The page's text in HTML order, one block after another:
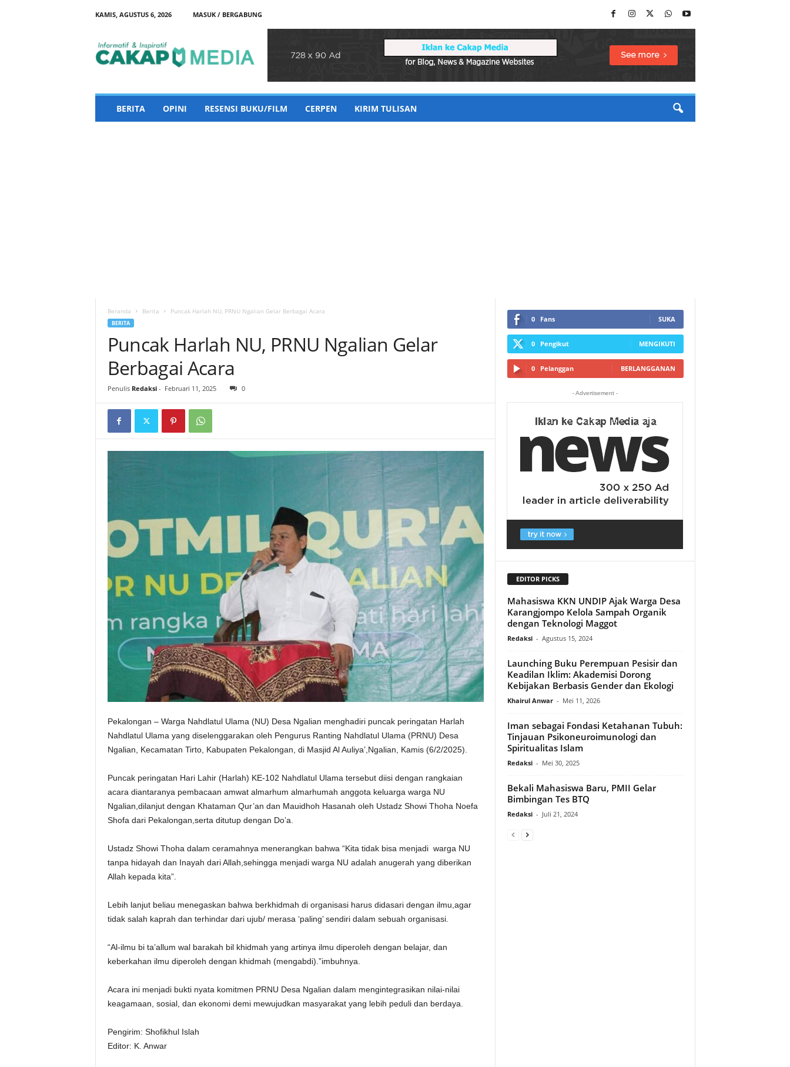
KAMIS, AGUSTUS 6, 2026
MASUK / BERGABUNG
k
a
BERITA OPINI RESENSI BUKU/FILM CERPEN KIRIM TULISAN
Beranda Berita Puncak Harlah NU, PRNU Ngalian Gelar Berbagai Acara
BERITA
Puncak Harlah NU, PRNU Ngalian Gelar
Berbagai Acara
Penulis Redaksi- Februari 11, 2025 0
Pekalongan – Warga Nahdlatul Ulama (NU) Desa Ngalian menghadiri puncak peringatan Harlah
Nahdlatul Ulama yang diselenggarakan oleh Pengurus Ranting Nahdlatul Ulama (PRNU) Desa
Ngalian, Kecamatan Tirto, Kabupaten Pekalongan, di Masjid Al Auliya’,Ngalian, Kamis (6/2/2025).
Puncak peringatan Hari Lahir (Harlah) KE-102 Nahdlatul Ulama tersebut diisi dengan rangkaian
acara diantaranya pembacaan amwat almarhum almarhumah anggota keluarga warga NU
Ngalian,dilanjut dengan Khataman Qur’an dan Mauidhoh Hasanah oleh Ustadz Showi Thoha Noefa
Shofa dari Pekalongan,serta ditutup dengan Do’a.
Ustadz Showi Thoha dalam ceramahnya menerangkan bahwa “Kita tidak bisa menjadi warga NU
tanpa hidayah dan Inayah dari Allah,sehingga menjadi warga NU adalah anugerah yang diberikan
Allah kepada kita”.
Lebih lanjut beliau menegaskan bahwa berkhidmah di organisasi harus didasari dengan ilmu,agar
tidak salah kaprah dan terhindar dari ujub/ merasa ‘paling’ sendiri dalam sebuah organisasi.
“Al-ilmu bi ta’allum wal barakah bil khidmah yang artinya ilmu diperoleh dengan belajar, dan
keberkahan ilmu diperoleh dengan khidmah (mengabdi).”imbuhnya.
Acara ini menjadi bukti nyata komitmen PRNU Desa Ngalian dalam mengintegrasikan nilai-nilai
keagamaan, sosial, dan ekonomi demi mewujudkan masyarakat yang lebih peduli dan berdaya.
Pengirim: Shofikhul Islah
Editor: K. Anwar
0 Fans SUKA
0 Pengikut MENGIKUTI
0 Pelanggan BERLANGGANAN
- Advertisement -
EDITOR PICKS
Mahasiswa KKN UNDIP Ajak Warga Desa
Karangjompo Kelola Sampah Organik
dengan Teknologi Maggot
Redaksi - Agustus 15, 2024
Launching Buku Perempuan Pesisir dan
Keadilan Iklim: Akademisi Dorong
Kebijakan Berbasis Gender dan Ekologi
Khairul Anwar - Mei 11, 2026
Iman sebagai Fondasi Ketahanan Tubuh:
Tinjauan Psikoneuroimunologi dan
Spiritualitas Islam
Redaksi - Mei 30, 2025
Bekali Mahasiswa Baru, PMII Gelar
Bimbingan Tes BTQ
Redaksi - Juli 21, 2024